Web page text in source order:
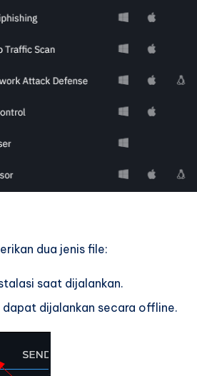
dua jenis file:
saat dijalankan.
dijalankan secara offline.